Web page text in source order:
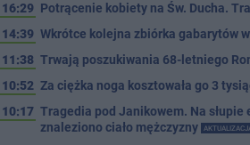
16:29 Potrącenie kobiety na Św. Ducha.
14:39 Wkrótce kolejna zbiórka gabarytów
11:38 Trwają poszukiwania 68-letniego
10:52 Za ciężka noga kosztowała go 3
10:17 Tragedia pod Janikowem. Na słupie
znaleziono ciało mężczyzny